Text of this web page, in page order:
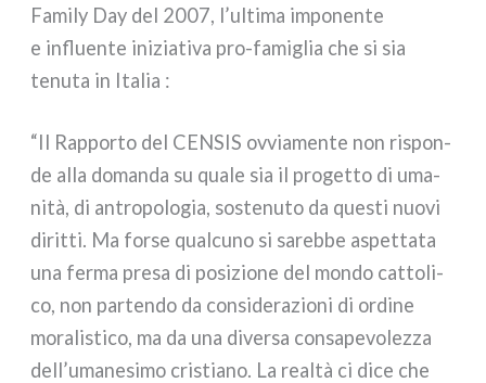
Family Day del 2007, l’ultima impo­nen­te
e influen­te ini­zia­ti­va pro-famiglia che si sia
tenu­ta in Italia :
“Il Rapporto del CENSIS ovvia­men­te non rispon­
de alla doman­da su qua­le sia il pro­get­to di uma­
ni­tà, di antro­po­lo­gia, soste­nu­to da que­sti nuo­vi
dirit­ti. Ma for­se qual­cu­no si sareb­be aspet­ta­ta
una fer­ma pre­sa di posi­zio­ne del mon­do cat­to­li­
co, non par­ten­do da con­si­de­ra­zio­ni di ordi­ne
mora­li­sti­co, ma da una diver­sa con­sa­pe­vo­lez­za
dell’umanesimo cri­stia­no. La real­tà ci dice che